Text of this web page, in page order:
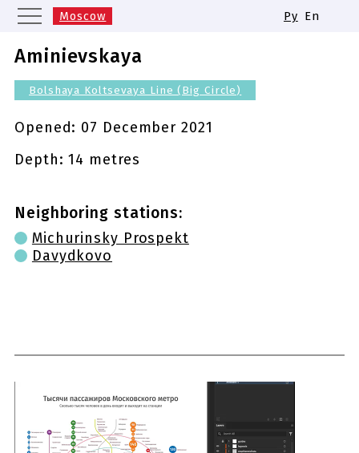
Moscow
Kazan
Nizhny Novgorod
Novosibirsk
Samara
Same names of metro stations
Ру En
Aminievskaya
Bolshaya Koltsevaya Line (Big Circle)
Opened: 07 December 2021
Depth: 14 metres
Neighboring stations:
Michurinsky Prospekt
Davydkovo